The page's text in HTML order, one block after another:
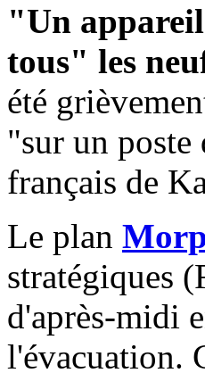
"Un
tous" les
été
"sur un
français de
Le plan
stratégiques
d'après-midi
l'évacuation.